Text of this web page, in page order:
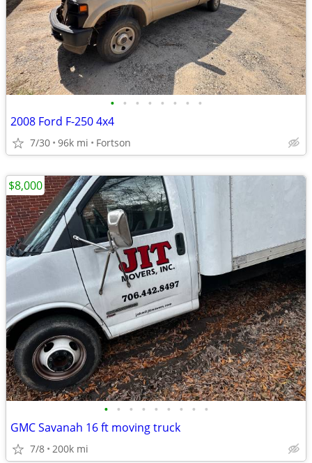
• • • • • • • •
2008 Ford F-250 4x4
7/30 96k mi Fortson
• • • • • • • • •
GMC Savanah 16 ft moving truck
7/8 200k mi
$8,000